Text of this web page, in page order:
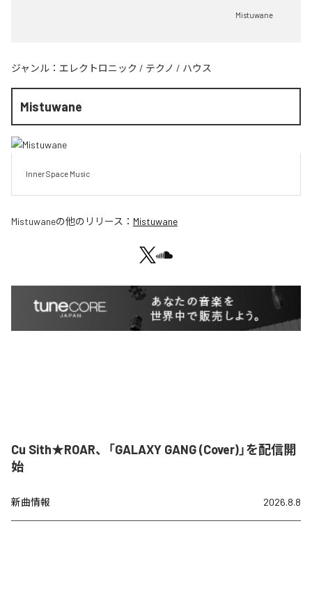
Mistuwane
ジャンル： エレクトロニック / テクノ / ハウス
Mistuwane
Inner Space Music
Mistuwaneの他のリリース： Mistuwane
Cu Sith★ROAR、「GALAXY GANG (Cover)」を配信開
始
新曲情報 2026.8.8